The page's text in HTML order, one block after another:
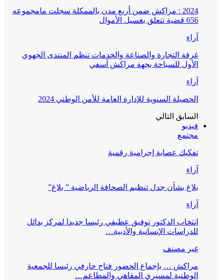
2024 : مراكش ضمن أربع مدن بالممكلة سجلت مامجموعه
656 قضية تتعلق بغسيل الأموال
آراء
غرفة التجارة والصناعة والخدمات تنظم المنتدى الجهوي
الأول للسياحة بجهة مراكش آسفي
آراء
الحصيلة السنوية للإدارة العامة للأمن الوطني 2024
السابق التالي
فيديو
مجتمع
تفكيك عصابة إجرامية رقمية
آراء
بلاغ بشأن جدل تنظيم الصحافة الرياضية ” بلاغ”
آراء
انتخاب الدكتور توفيق عطيفي رئيسا جديدا لمركز بدائل
للدراسات الإنسانية والأدبية…
غير مصنف
مراكش … بإجماع الحضور فتاح حارفي رئيسا للجمعية
الوطنية لمسيري المقاهي والمطاعم…